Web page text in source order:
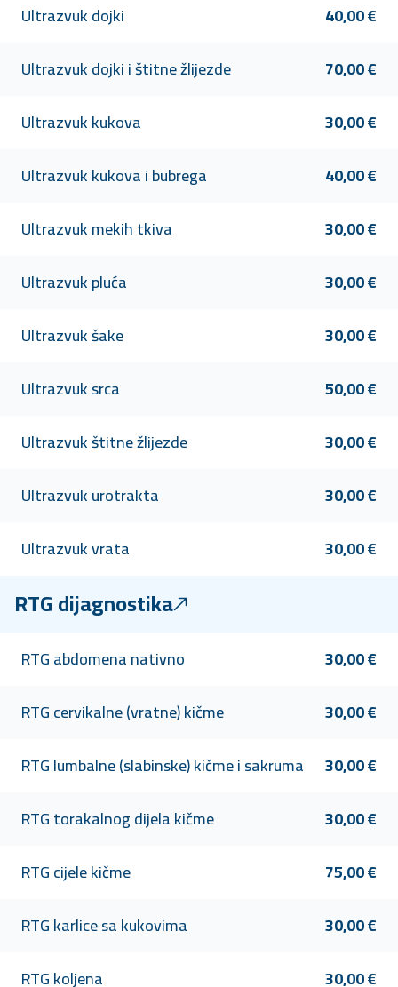
Ultrazvuk dojki
40,00 €
Ultrazvuk dojki i štitne žlijezde
70,00 €
Ultrazvuk kukova
30,00 €
Ultrazvuk kukova i bubrega
40,00 €
Ultrazvuk mekih tkiva
30,00 €
Ultrazvuk pluća
30,00 €
Ultrazvuk šake
30,00 €
Ultrazvuk srca
50,00 €
Ultrazvuk štitne žlijezde
30,00 €
Ultrazvuk urotrakta
30,00 €
Ultrazvuk vrata
30,00 €
RTG dijagnostika
RTG abdomena nativno
30,00 €
RTG cervikalne (vratne) kičme
30,00 €
RTG lumbalne (slabinske) kičme i sakruma
30,00 €
RTG torakalnog dijela kičme
30,00 €
RTG cijele kičme
75,00 €
RTG karlice sa kukovima
30,00 €
RTG koljena
30,00 €